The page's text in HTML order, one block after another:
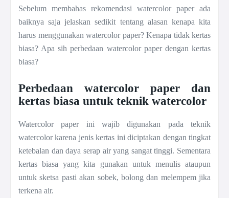
Sebelum membahas rekomendasi watercolor paper ada
baiknya saja jelaskan sedikit tentang alasan kenapa kita
harus menggunakan watercolor paper? Kenapa tidak kertas
biasa? Apa sih perbedaan watercolor paper dengan kertas
biasa?
Perbedaan watercolor paper dan
kertas biasa untuk teknik watercolor
Watercolor paper ini wajib digunakan pada teknik
watercolor karena jenis kertas ini diciptakan dengan tingkat
ketebalan dan daya serap air yang sangat tinggi. Sementara
kertas biasa yang kita gunakan untuk menulis ataupun
untuk sketsa pasti akan sobek, bolong dan melempem jika
terkena air.